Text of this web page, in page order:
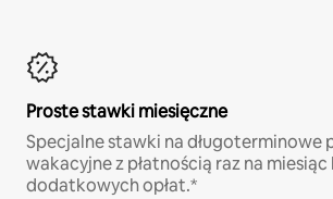
Proste stawki miesięczne
Specjalne stawki na długoterminowe
wakacyjne z płatnością raz na miesiąc
dodatkowych opłat.*